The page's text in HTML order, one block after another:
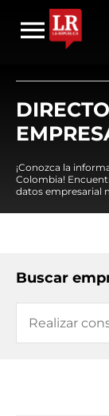
¡Conozca la
Colombia!
datos empresarial
Buscar